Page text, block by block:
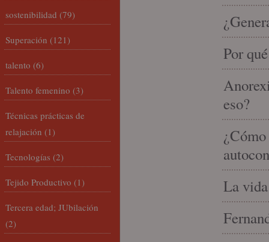
Por
eso?
La
sostenibilidad (79)
Superación (121)
talento (6)
Talento femenino (3)
Técnicas prácticas de
relajación (1)
Tecnologías (2)
Tejido Productivo (1)
Tercera edad; JUbilación
(2)